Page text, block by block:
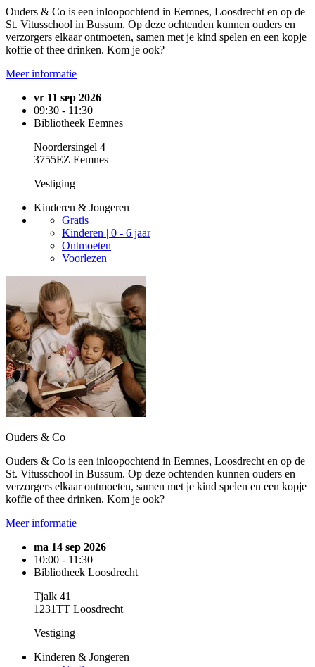
Ouders & Co is een inloopochtend in Eemnes, Loosdrecht en op de
St. Vitusschool in Bussum. Op deze ochtenden kunnen ouders en
verzorgers elkaar ontmoeten, samen met je kind spelen en een kopje
koffie of thee drinken. Kom je ook?
Meer informatie
vr 11 sep 2026
09:30 - 11:30
Bibliotheek Eemnes
Noordersingel 4
3755EZ Eemnes
Vestiging
Kinderen & Jongeren
Gratis
Kinderen | 0 - 6 jaar
Ontmoeten
Voorlezen
Ouders & Co
Ouders & Co is een inloopochtend in Eemnes, Loosdrecht en op de
St. Vitusschool in Bussum. Op deze ochtenden kunnen ouders en
verzorgers elkaar ontmoeten, samen met je kind spelen en een kopje
koffie of thee drinken. Kom je ook?
Meer informatie
ma 14 sep 2026
10:00 - 11:30
Bibliotheek Loosdrecht
Tjalk 41
1231TT Loosdrecht
Vestiging
Kinderen & Jongeren